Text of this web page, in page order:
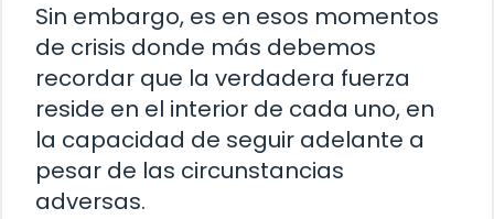
Sin embargo, es en esos momentos
de crisis donde más debemos
recordar que la verdadera fuerza
reside en el interior de cada uno, en
la capacidad de seguir adelante a
pesar de las circunstancias
adversas.